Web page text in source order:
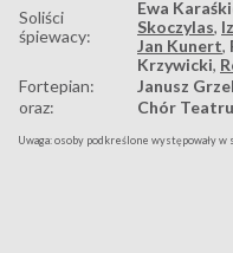
Soliści
śpiewacy:
Ewa
Skoczylas,
Jan Kunert,
Krzywicki,
Fortepian:
Janusz
oraz:
Chór
Uwaga: osoby podkreślone występowały